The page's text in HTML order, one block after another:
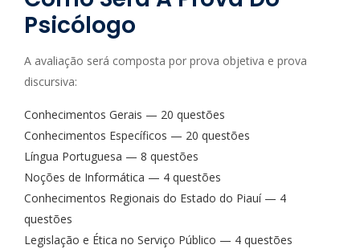
Psicólogo
A avaliação será composta por prova objetiva e prova
discursiva:
Conhecimentos Gerais — 20 questões
Conhecimentos Específicos — 20 questões
Língua Portuguesa — 8 questões
Noções de Informática — 4 questões
Conhecimentos Regionais do Estado do Piauí — 4
questões
Legislação e Ética no Serviço Público — 4 questões